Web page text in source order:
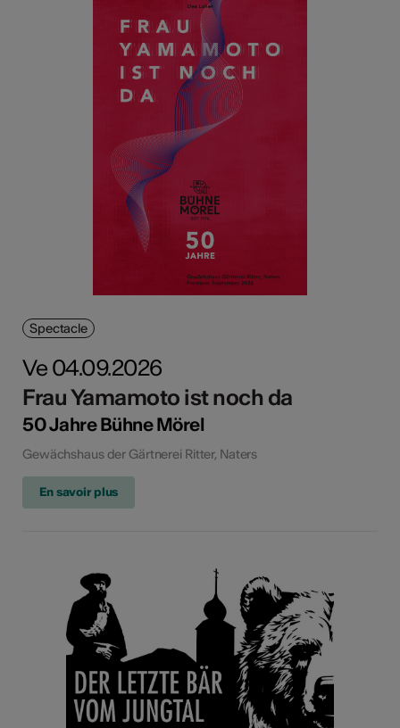
Spectacle
Ve 04.09.2026
Frau Yamamoto ist noch da
50 Jahre Bühne Mörel
Gewächshaus der Gärtnerei Ritter, Naters
En savoir plus